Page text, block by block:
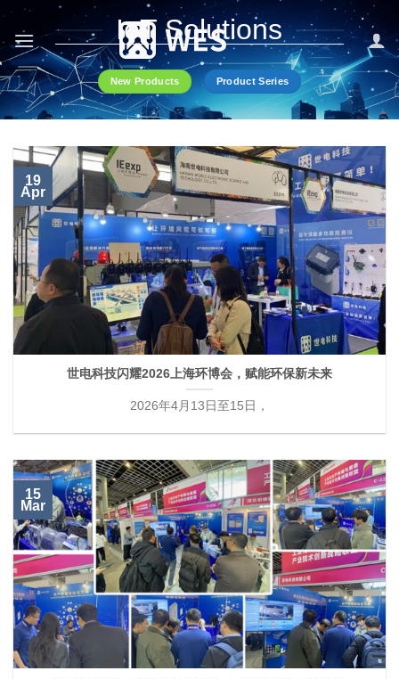
跳
内
容
IoT Solutions
New Products Product Series
世电科技闪耀2026上海环博会，赋能环保新未来
2026年4月13日至15日，
19
Apr
15
Mar